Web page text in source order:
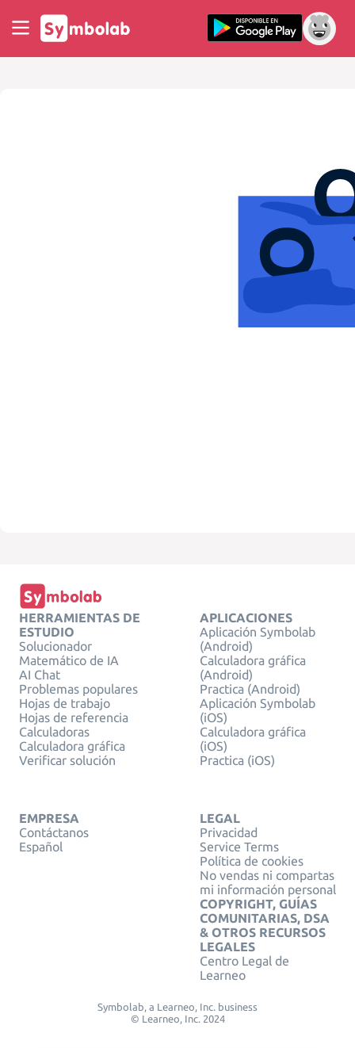
HERRAMIENTAS DE
ESTUDIO
Solucionador
Matemático de IA
AI Chat
Problemas populares
Hojas de trabajo
Hojas de referencia
Calculadoras
Calculadora gráfica
Verificar solución
APLICACIONES
Aplicación Symbolab
(Android)
Calculadora gráfica
(Android)
Practica (Android)
Aplicación Symbolab
(iOS)
Calculadora gráfica
(iOS)
Practica (iOS)
EMPRESA
Contáctanos
Español
LEGAL
Privacidad
Service Terms
Política de cookies
No vendas ni compartas
mi información personal
COPYRIGHT, GUÍAS
COMUNITARIAS, DSA
& OTROS RECURSOS
LEGALES
Centro Legal de
Learneo
Symbolab, a Learneo, Inc. business
© Learneo, Inc. 2024